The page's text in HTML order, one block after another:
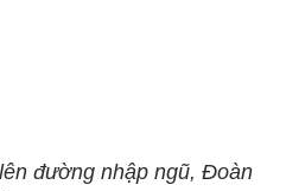
đường nhập ngũ, Đoàn